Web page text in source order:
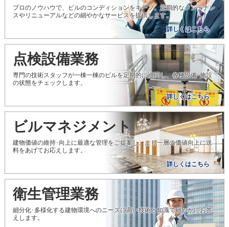
プロのノウハウで、ビルのコンディションをキープ。定期的なメンテナン
スやリニューアルなどの細やかなサービスを提供します。
詳しくはこちら
点検設備業務
専門の技術スタッフが一棟一棟のビルを定期的に巡回し、各種設備･施設
の状態をチェックします。
詳しくはこちら
ビルマネジメント
建物価値の維持･向上に最適な管理をご提案し、より一層の価値向上に送
料をあげてお応えします。
詳しくはこちら
衛生管理業務
細分化･多様化する建物環境へのニーズに高い技術と知識で細やかにお答
えします。